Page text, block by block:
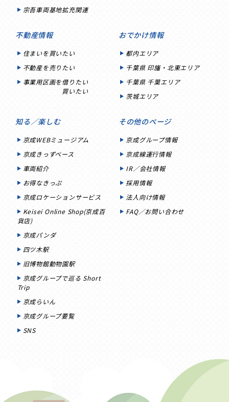
宗吾車両基地拡充関連
不動産情報
住まいを買いたい
不動産を売りたい
事業用区画を借りたい
買いたい
おでかけ情報
都内エリア
千葉県 印旛・北東エリア
千葉県 千葉エリア
茨城エリア
知る／楽しむ
京成WEBミュージアム
京成きっずベース
車両紹介
お得なきっぷ
京成ロケーションサービス
Keisei Online Shop(京成百
貨店)
京成パンダ
四ツ木駅
旧博物館動物園駅
京成グループで巡る Short
Trip
京成らいん
京成グループ要覧
SNS
その他のページ
京成グループ情報
京成線運行情報
IR／会社情報
採用情報
法人向け情報
FAQ／お問い合わせ